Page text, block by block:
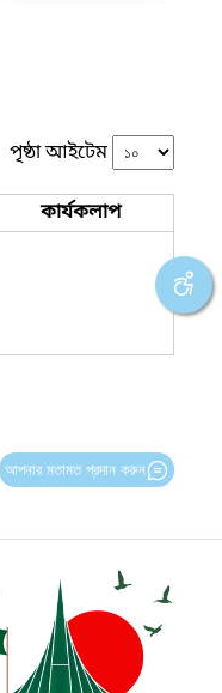
পৃষ্ঠা আইটেম
কার্যকলাপ
আপনার মতামত প্রদান করুন